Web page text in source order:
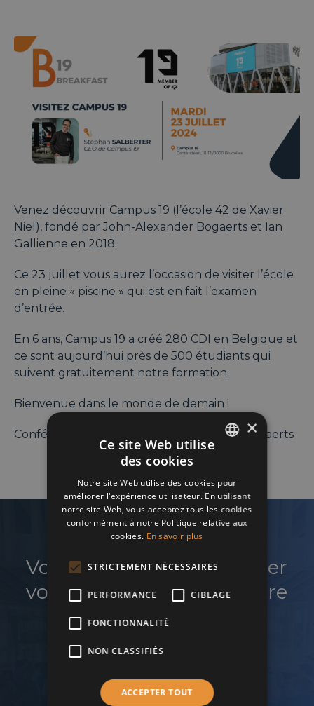
Venez découvrir Campus 19 (l’école 42 de Xavier
Niel), fondé par John-Alexander Bogaerts et Ian
Gallienne en 2018.
Ce 23 juillet vous aurez l’occasion de visiter l’école
en pleine « piscine » qui est en fait l’examen
d’entrée.
En 6 ans, Campus 19 a créé 280 CDI en Belgique et
ce sont aujourd’hui près de 500 étudiants qui
suivent gratuitement notre formation.
Bienvenue dans le monde de demain !
Conférence animée par John-Alexander Bogaerts
Vous souhaitez développer
votre réseau et faire croître
votre business ?
FRENCH
DUTCH
×
Ce site Web utilise
des cookies
Notre site Web utilise des cookies pour
améliorer l'expérience utilisateur. En utilisant
notre site Web, vous acceptez tous les cookies
conformément à notre Politique relative aux
cookies. En savoir plus
STRICTEMENT NÉCESSAIRES
PERFORMANCE CIBLAGE
FONCTIONNALITÉ
NON CLASSIFIÉS
ACCEPTER TOUT